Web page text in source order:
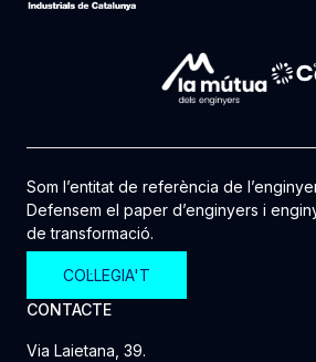
Som l’entitat de referència de
Defensem el paper d’enginyers i
de transformació.
COL·LEGIA'T
CONTACTE
Via Laietana, 39.